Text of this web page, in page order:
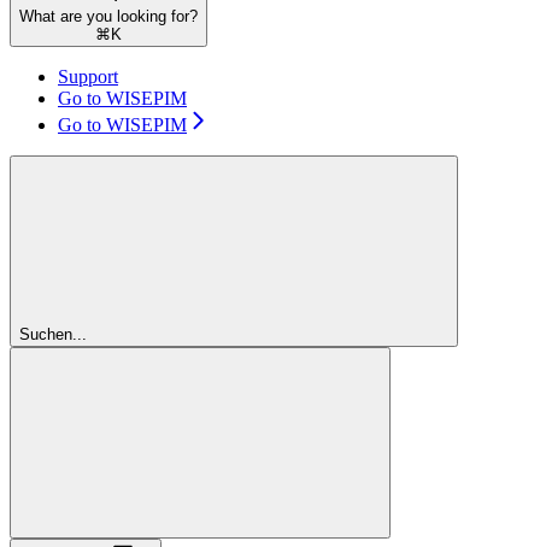
What are you looking for?
⌘ K
Support
Go to WISEPIM
Go to WISEPIM
Suchen...